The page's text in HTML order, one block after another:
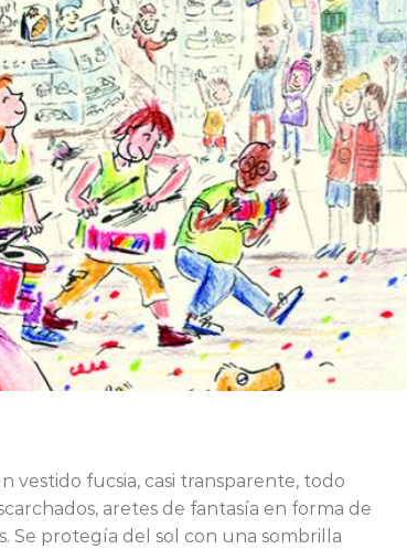
vestido fucsia, casi transparente, todo
aretes de fantasía en forma de
Se protegía del sol con una sombrilla